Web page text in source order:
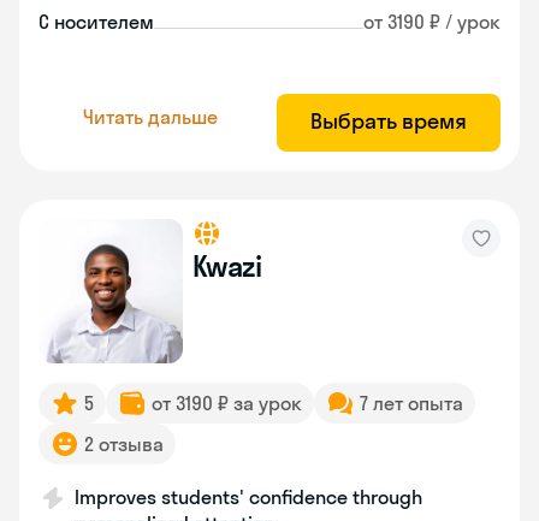
С носителем от 3190 ₽ / урок
Читать дальше Выбрать время
Kwazi
5 от 3190 ₽ за урок
7 лет опыта
2 отзыва
Improves students' confidence through